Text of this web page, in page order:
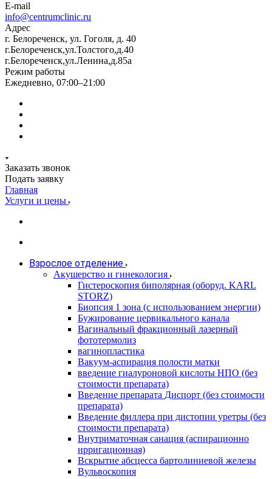
E-mail
info@centrumclinic.ru
Адрес
г. Белореченск, ул. Гоголя, д. 40
г.Белореченск,ул.Толстого,д.40
г.Белореченск,ул.Ленина,д.85а
Режим работы
Ежедневно, 07:00–21:00
Заказать звонок
Подать заявку
Главная
Услуги и цены
Взрослое отделение
Акушерство и гинекология
Гистероскопия биполярная (оборуд. KARL
STORZ)
Биопсия 1 зона (с использованием энергии)
Бужирование цервикального канала
Вагинальный фракционный лазерный
фототермолиз
вагинопластика
Вакуум-аспирация полости матки
введение гиалуроновой кислоты НПО (без
стоимости препарата)
Введение препарата Диспорт (без стоимости
препарата)
Введение филлера при дистопии уретры (без
стоимости препарата)
Внутриматочная санация (аспирационно
ирригационная)
Вскрытие абсцесса бартолиниевой железы
Вульвоскопия